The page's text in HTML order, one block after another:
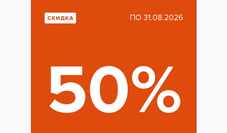
ПО 31.08.2026
50%